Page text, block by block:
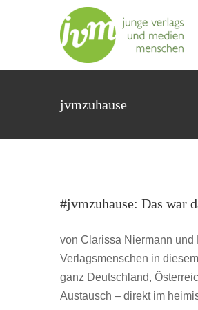
jvmzuhause
#jvmzuhause: Das war
von Clarissa Niermann und
Verlagsmenschen in
ganz Deutschland,
Austausch – direkt im